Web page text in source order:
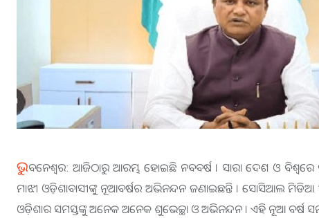
ଭୁବନେଶ୍ବର: ଆଜିଠାରୁ ଆରମ୍ଭ ହୋଇଛି ନବବର୍ଷ । ସାରା ଦେଶ ଓ
ମାଝୀ ଓଡ଼ିଶାବାସୀଙ୍କୁ ନୂଆବର୍ଷର ଅଭିନନ୍ଦନ ଜଣାଇଛନ୍ତି । ସୋସିଆଲ
ଓଡ଼ିଶାର ସମସ୍ତଙ୍କୁ ଅନେକ ଅନେକ ଶୁଭେଚ୍ଛା ଓ ଅଭିନନ୍ଦନ । ଏହି ନୂଆ ବର୍ଷ